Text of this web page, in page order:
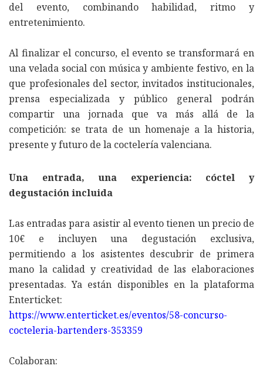
del evento, combinando habilidad, ritmo y
entretenimiento.
Al finalizar el concurso, el evento se transformará en
una velada social con música y ambiente festivo, en la
que profesionales del sector, invitados institucionales,
prensa especializada y público general podrán
compartir una jornada que va más allá de la
competición: se trata de un homenaje a la historia,
presente y futuro de la coctelería valenciana.
Una entrada, una experiencia: cóctel y
degustación incluida
Las entradas para asistir al evento tienen un precio de
10€ e incluyen una degustación exclusiva,
permitiendo a los asistentes descubrir de primera
mano la calidad y creatividad de las elaboraciones
presentadas. Ya están disponibles en la plataforma
Enterticket:
https://www.enterticket.es/eventos/58-concurso-
cocteleria-bartenders-353359
Colaboran: